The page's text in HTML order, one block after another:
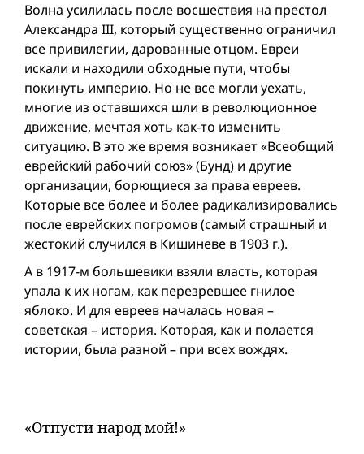
Волна усилилась после восшествия на престол
Александрa III, который существенно ограничил
все привилегии, дарованные отцом. Евреи
искали и находили обходные пути, чтобы
покинуть империю. Но не все могли уехать,
многие из оставшихся шли в революционное
движение, мечтая хоть как-то изменить
ситуацию. В это же время возникает «Всеобщий
еврейский рабочий союз» (Бунд) и другие
организации, борющиеся за права евреев.
Которые все более и более радикализировались
после еврейских погромов (самый страшный и
жестокий случился в Кишиневе в 1903 г.).
А в 1917-м большевики взяли власть, которая
упала к их ногам, как перезревшее гнилое
яблоко. И для евреев началась новая –
советская – история. Которая, как и полается
истории, была разной – при всех вождях.
«Отпусти народ мой!»